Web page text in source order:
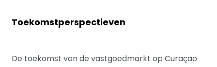
Toekomstperspectieven
De toekomst van de vastgoedmarkt op Curaçao